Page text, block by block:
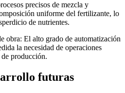
precisos de mezcla y
uniforme del fertilizante, lo
de nutrientes.
obra: El alto grado de automatización
la necesidad de operaciones
producción.
futuras